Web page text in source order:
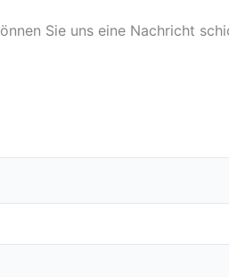
Sie uns eine Nachricht